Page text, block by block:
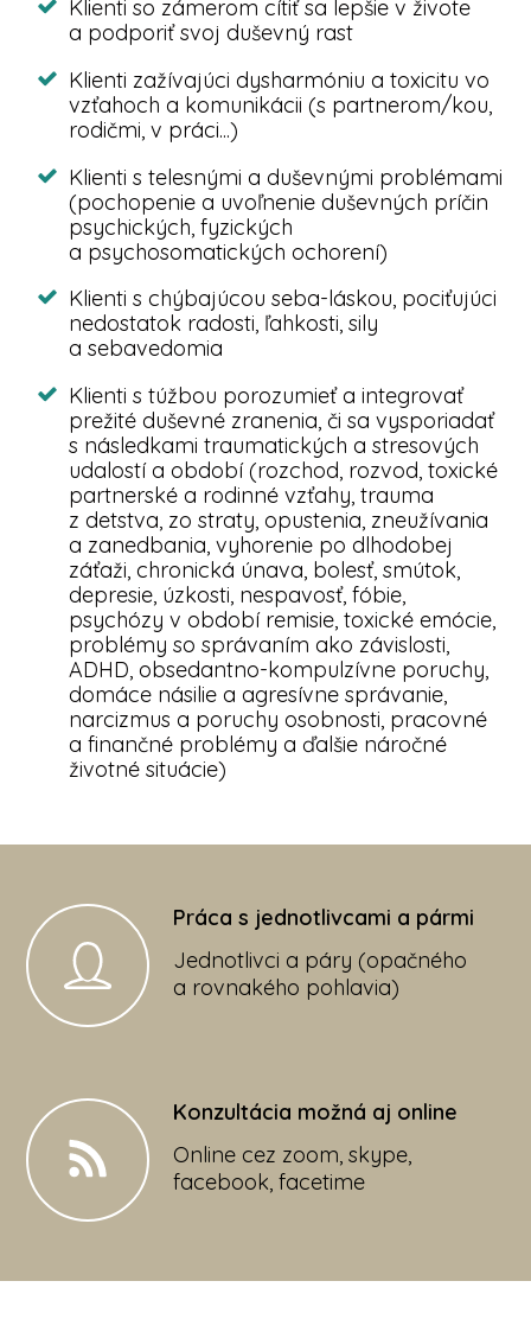
Klienti so zámerom cítiť sa lepšie v živote
a podporiť svoj duševný rast
Klienti zažívajúci dysharmóniu a toxicitu vo
vzťahoch a komunikácii (s partnerom/kou,
rodičmi, v práci...)
Klienti s telesnými a duševnými problémami
(pochopenie a uvoľnenie duševných príčin
psychických, fyzických
a psychosomatických ochorení)
Klienti s chýbajúcou seba-láskou, pociťujúci
nedostatok radosti, ľahkosti, sily
a sebavedomia
Klienti s túžbou porozumieť a integrovať
prežité duševné zranenia, či sa vysporiadať
s následkami traumatických a stresových
udalostí a období (rozchod, rozvod, toxické
partnerské a rodinné vzťahy, trauma
z detstva, zo straty, opustenia, zneužívania
a zanedbania, vyhorenie po dlhodobej
záťaži, chronická únava, bolesť, smútok,
depresie, úzkosti, nespavosť, fóbie,
psychózy v období remisie, toxické emócie,
problémy so správaním ako závislosti,
ADHD, obsedantno-kompulzívne poruchy,
domáce násilie a agresívne správanie,
narcizmus a poruchy osobnosti, pracovné
a finančné problémy a ďalšie náročné
životné situácie)
Práca s jednotlivcami a pármi
Jednotlivci a páry (opačného
a rovnakého pohlavia)
Konzultácia možná aj online
Online cez zoom, skype,
facebook, facetime